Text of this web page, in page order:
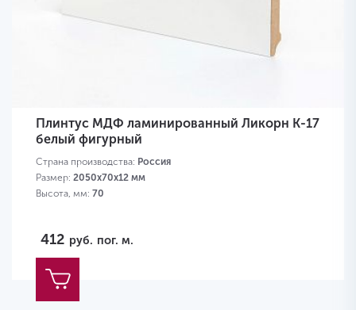
Плинтус МДФ ламинированный Ликорн K-17
белый фигурный
Страна производства: Россия
Размер: 2050х70х12 мм
Высота, мм: 70
412 руб. пог. м.